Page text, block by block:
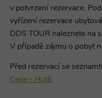
v potvrzení rezervace.
vyřízení rezervace
DDS TOUR naleznete na
V případě zájmu o pobyt
Před rezervací se
Cejle - Hutě.